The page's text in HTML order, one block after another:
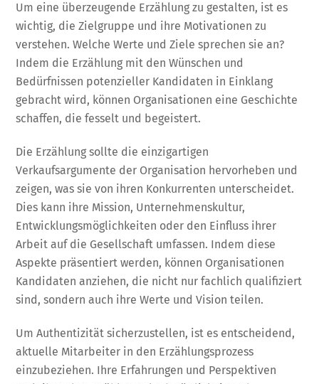
Um eine überzeugende Erzählung zu gestalten, ist es
wichtig, die Zielgruppe und ihre Motivationen zu
verstehen. Welche Werte und Ziele sprechen sie an?
Indem die Erzählung mit den Wünschen und
Bedürfnissen potenzieller Kandidaten in Einklang
gebracht wird, können Organisationen eine Geschichte
schaffen, die fesselt und begeistert.
Die Erzählung sollte die einzigartigen
Verkaufsargumente der Organisation hervorheben und
zeigen, was sie von ihren Konkurrenten unterscheidet.
Dies kann ihre Mission, Unternehmenskultur,
Entwicklungsmöglichkeiten oder den Einfluss ihrer
Arbeit auf die Gesellschaft umfassen. Indem diese
Aspekte präsentiert werden, können Organisationen
Kandidaten anziehen, die nicht nur fachlich qualifiziert
sind, sondern auch ihre Werte und Vision teilen.
Um Authentizität sicherzustellen, ist es entscheidend,
aktuelle Mitarbeiter in den Erzählungsprozess
einzubeziehen. Ihre Erfahrungen und Perspektiven